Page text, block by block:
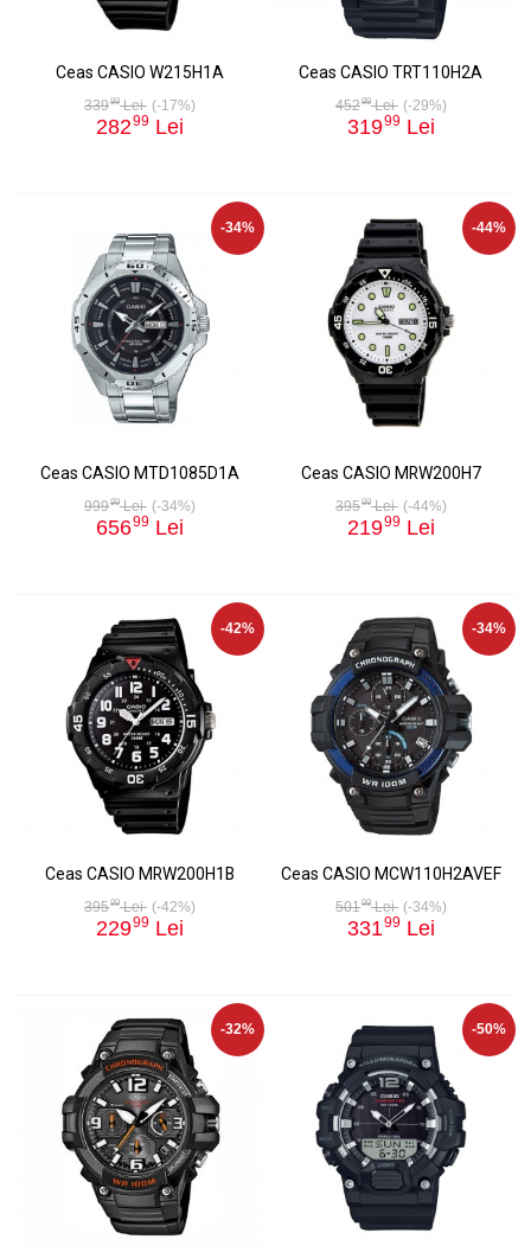
Ceas CASIO W215H1A
33999Lei (-17%)
28299 Lei
Ceas CASIO TRT110H2A
45299Lei (-29%)
31999 Lei
-34%
Ceas CASIO MTD1085D1A
99999Lei (-34%)
65699 Lei
-44%
Ceas CASIO MRW200H7
39599Lei (-44%)
21999 Lei
-42%
Ceas CASIO MRW200H1B
39599Lei (-42%)
22999 Lei
-34%
Ceas CASIO MCW110H2AVEF
50199Lei (-34%)
33199 Lei
-32% -50%